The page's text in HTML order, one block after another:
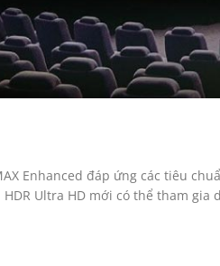
Enhanced đáp ứng các tiêu
HDR Ultra HD mới có thể tham